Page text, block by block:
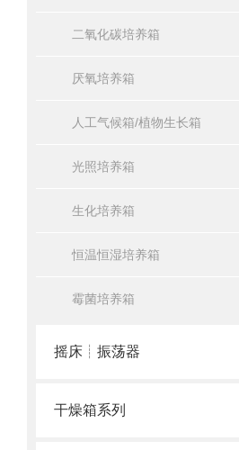
二氧化碳培养箱
厌氧培养箱
人工气候箱/植物生长箱
光照培养箱
生化培养箱
恒温恒湿培养箱
霉菌培养箱
摇床┊振荡器
干燥箱系列